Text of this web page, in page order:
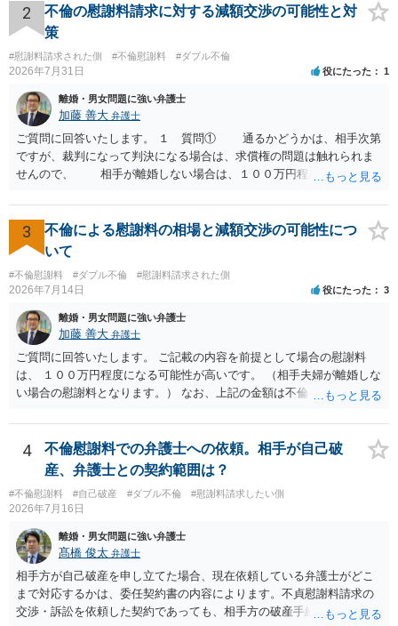
やり取り等の経緯、誓約書の内容等を踏まえて、関係を清算するため
の 金銭であったと評価される可能性はあると考えます。 ② 「今後一
切関与しないなら100万円振り込む」というLINEや誓約書は、裁判上
どの程度証拠価値があるのか ⇒前後のやり取りや誓約書の具体的内容
を見ない限り、具体的な判断はできませんが、一定の証拠価値はある
と考えます。 ③ 借用書があっても、後から100万円を貸付扱いに変更
することは認められるのか。 ⇒おそらく１００万円は不当利得（受け
取る正当な権利がないのに利益を取得した）として返還請求されてい
るものかと推察しますので、 貸金返還ではないかと存じます。 ④ 私
は現在、収入も不安定で貯金もなくリボ払い借金が既に約100万あり。
今年に再婚したが主人はお金に厳しい為、一括で220万円を支払う事は
困難 仮に裁判で敗訴した場合でも、分割払いになる可能性はあります
か。 ⇒判決となり敗訴してしまった場合は、強制執行により不動産等
の財産を差し押さえられ、そこから債権回収が図られることになりま
すが、 和解であれば柔軟な解決が可能ですので、その場合は分割払
いにより支払うことも十分可能です。 ⑤ このような事情であれば、私
は120万円のみ和解交渉を続けるべきでしょうか。 ⇒ご相談者様の認
識を前提にすれば、１００万円も含めて返済する必要はないと考えら
れるため、 120万円のみについて交渉を続けることがベターかと存じ
ます。
2
不倫の慰謝料請求に対する減額交渉の可能性と対
策
#慰謝料請求された側 #不倫慰謝料 #ダブル不倫
2026年7月31日 役にたった 1
離婚・男女問題に強い弁護士
加藤 善大 弁護士
ご質問に回答いたします。 １ 質問① 通るかどうかは、相手次第
ですが、裁判になって判決になる場合は、求償権の問題は触れられま
せんので、 相手が離婚しない場合は、１００万円程度となる可能
するデメリットはありますから（経済的、時間的、精神的負担等）、
反対にご自身が、裁判も辞さずという姿勢を示すことで、プラス
に働く可能性は有り得ます。 交渉で解決する多くの場合は、相手
が弁護士に依頼しているケースで、５０万円以下で合意できる場合は
稀であると思います。 通常は、６０万円から８０万円程度になる
ことが多いというのが私の印象です。 ２ 質問② ご記載の内容が
減額を進めるうえでの交渉材料かと思います。 なお、ご自身が離
婚しないことは、交渉材料にはならないかと思いますので、ご注意く
ださい。 また、相手夫婦の婚姻関係が既に破綻していたことや、
相手女性が結婚しているとは知らなかったと主張することもあります
が、 ケースバイケースですので、ご自身の場合にそれらの主張が
できるかはよくお考え下さい。 ３ 質問③ 違約金を５０万円とす
る旨の交渉をすることが妥当かどうかという基準はありません。
公序良俗に反するような金額では、その条項自体が無効になり得ます
が、 ２００万円でも、５０万円でも、公序良俗に反するほど高額
とはいえないと考えますので、 結局は、妥当かどうかというより
も、ご自身が納得できるかどうかという基準でお考えいただくといい
と思います。 そのうえで、合意できるかは、相手も納得できるか
否かにかかってはきますが。 ４ 質問④ ご記載の内容からは判断
できないのですが、 清算条項を記載しないで合意することはリス
クがありますので、むしろ、原則としては、清算条項を記載するべき
であるとお考えいただくといいです。 ご質問に対する回答は以上で
すが、可能であれば、ご依頼になるかは別として、お近くの弁護士に
直接相談されて、 今後の対応についてアドバイス等を求めることを
3
不倫による慰謝料の相場と減額交渉の可能性につ
いて
#不倫慰謝料 #ダブル不倫 #慰謝料請求された側
2026年7月14日 役にたった 3
離婚・男女問題に強い弁護士
加藤 善大 弁護士
ご質問に回答いたします。 ご記載の内容を前提として場合の慰謝料
は、 １００万円程度になる可能性が高いです。 （相手夫婦が離婚しな
い場合の慰謝料となります。） なお、上記の金額は不倫をした２名が
半額程度の支払を求める、 求償ができることになります。 その求償権
を放棄する場合の慰謝料相場は、６０万円から８０万円程度になるこ
とが多いです。 （相手夫婦が離婚しませんので、減額してでも求償権
を放棄してもらうメリットがあることになります。） ５年後に離婚す
る可能性について、慰謝料額に影響が出る可能性はないと考えます。
最後に、ご依頼になる場合の弁護士費用は、ご依頼になる弁護士によ
り異なりますので、直接ご確認いただくといいですよ。 ご質問に対す
る回答は以上ですが、可能であれば、ご依頼になるかは別にして、お
近くの弁護士に直接相談されて、今後の対応についてアドバイスを求
めることをおすすめいたします。 ご参考にしていただけますと幸いで
す。
4
不倫慰謝料での弁護士への依頼。相手が自己破
産、弁護士との契約範囲は？
#不倫慰謝料 #自己破産 #ダブル不倫 #慰謝料請求したい側
2026年7月16日
離婚・男女問題に強い弁護士
髙橋 俊太 弁護士
相手方が自己破産を申し立てた場合、現在依頼している弁護士がどこ
まで対応するかは、委任契約書の内容によります。不貞慰謝料請求の
交渉・訴訟を依頼した契約であっても、相手方の破産手続への対応、